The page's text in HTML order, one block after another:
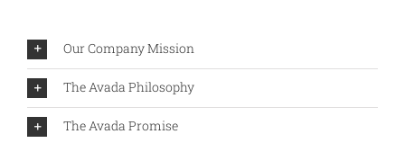
Our Company Mission
The Avada Philosophy
The Avada Promise